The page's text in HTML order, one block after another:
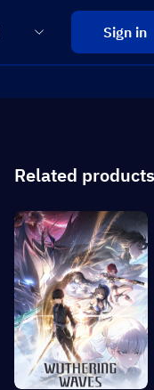
Sign in
Related products